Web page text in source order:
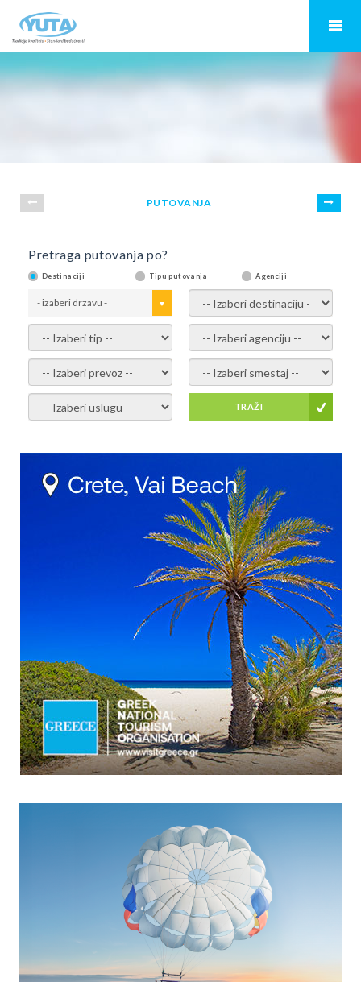
PUTOVANJA
Pretraga putovanja po?
Destinaciji Tipu putovanja Agenciji
- izaberi drzavu - - izaberi destinaciju -
- izaberi tip - - izaberi agenciju -
- izaberi prevoz - - Izaberite smestaj -
- Izaberite uslugu - TRAŽI